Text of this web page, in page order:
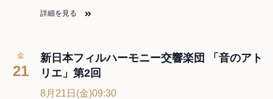
詳細を見る
金
21
新日本フィルハーモニー交響楽団 「音のアト
リエ」第2回
8月21日(金)09:30